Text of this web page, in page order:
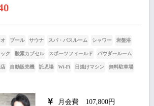
プール サウナ スパ・バスルーム シャワー 岩盤浴
ク 酸素カプセル スポーツフィールド パウダールーム
自動販売機 託児場 Wi-Fi 日焼けマシン 無料駐車場
月会費 107,800円